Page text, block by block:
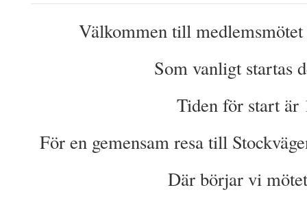
Välkommen till medlemsmötet
Som vanligt startas
Tiden för start är
För en gemensam resa till
Där börjar vi